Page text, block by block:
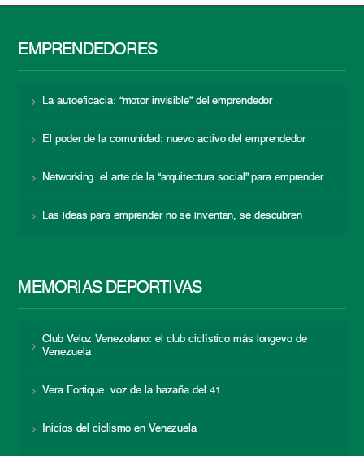
EMPRENDEDORES
La autoeficacia: “motor invisible” del emprendedor
El poder de la comunidad: nuevo activo del emprendedor
Networking: el arte de la “arquitectura social” para emprender
Las ideas para emprender no se inventan, se descubren
MEMORIAS DEPORTIVAS
Club Veloz Venezolano: el club ciclístico más longevo de
Venezuela
Vera Fortique: voz de la hazaña del 41
Inicios del ciclismo en Venezuela